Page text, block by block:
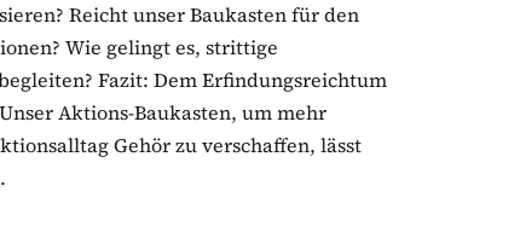
Reicht unser Baukasten für den
Wie gelingt es, strittige
Fazit: Dem Erfindungsreichtum
Aktions-Baukasten, um mehr
Gehör zu verschaffen, lässt